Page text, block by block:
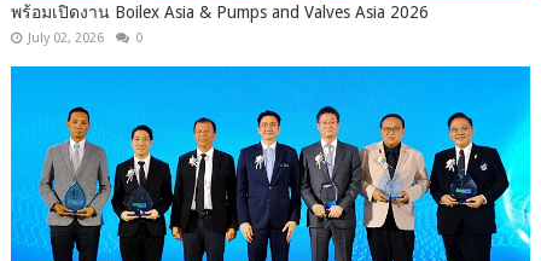
พร้อมเปิดงาน Boilex Asia & Pumps and Valves Asia 2026
July 02, 2026 0